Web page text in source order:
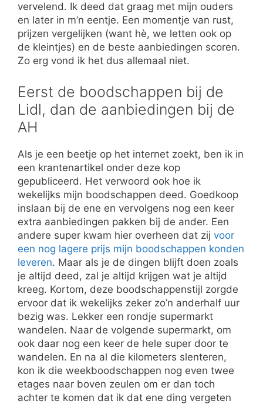
vervelend. Ik deed dat graag met mijn ouders
en later in m’n eentje. Een momentje van rust,
prijzen vergelijken (want hè, we letten ook op
de kleintjes) en de beste aanbiedingen scoren.
Zo erg vond ik het dus allemaal niet.
Eerst de boodschappen bij de
Lidl, dan de aanbiedingen bij de
AH
Als je een beetje op het internet zoekt, ben ik in
een krantenartikel onder deze kop
gepubliceerd. Het verwoord ook hoe ik
wekelijks mijn boodschappen deed. Goedkoop
inslaan bij de ene en vervolgens nog een keer
extra aanbiedingen pakken bij de ander. Een
andere super kwam hier overheen dat zij voor
een nog lagere prijs mijn boodschappen konden
leveren. Maar als je de dingen blijft doen zoals
je altijd deed, zal je altijd krijgen wat je altijd
kreeg. Kortom, deze boodschappenstijl zorgde
ervoor dat ik wekelijks zeker zo’n anderhalf uur
bezig was. Lekker een rondje supermarkt
wandelen. Naar de volgende supermarkt, om
ook daar nog een keer de hele super door te
wandelen. En na al die kilometers slenteren,
kon ik die weekboodschappen nog even twee
etages naar boven zeulen om er dan toch
achter te komen dat ik dat ene ding vergeten